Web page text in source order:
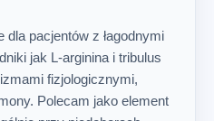
pacjentów z łagodnymi
jak L-arginina i tribulus
fizjologicznymi,
Polecam jako element
Pierwotna
wynosiła:
zł155.00Aktualna
cena
Zamów teraz